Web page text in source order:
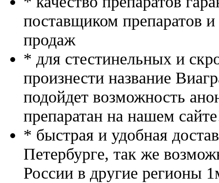
поставщиком препаратов
продаж
* для стестинельных и
произнести название
подойдет возможность
препаратан на нашем
* быстрая и удобная
Петербурге, так же
России в другие регионы